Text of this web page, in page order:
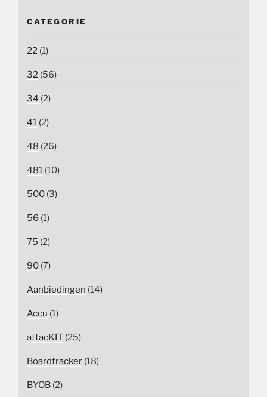
CATEGORIE
22 (1)
32 (56)
34 (2)
41 (2)
48 (26)
481 (10)
500 (3)
56 (1)
75 (2)
90 (7)
Aanbiedingen (14)
Accu (1)
attacKIT (25)
Boardtracker (18)
BYOB (2)